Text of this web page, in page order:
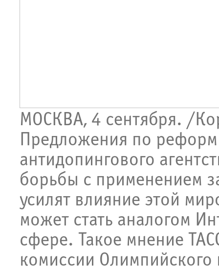
МОСКВА, 4 сентября. /
Предложения по
антидопингового
борьбы с применением
усилят влияние этой
может стать аналогом
сфере. Такое мнение
комиссии